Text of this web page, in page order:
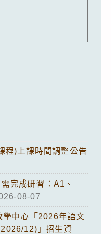
程)上課時間調整公告
完成研習：A1、
08-07
學中心「2026年語文
12)」招生資